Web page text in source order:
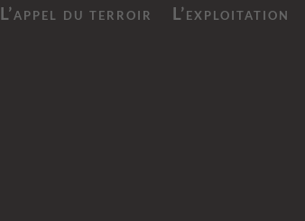
L’appel du terroir L’exploitation